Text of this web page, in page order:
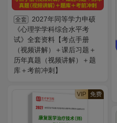
全套
2027年同等学力申硕
《心理学学科综合水平考
试》全套资料【考点手册
（视频讲解）＋课后习题＋
历年真题（视频讲解）＋题
库＋考前冲刺】
VIP 免费